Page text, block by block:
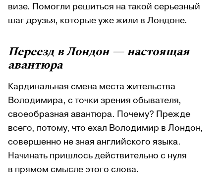
визе. Помогли решиться на такой серьезный
шаг друзья, которые уже жили в Лондоне.
Переезд в Лондон — настоящая
авантюра
Кардинальная смена места жительства
Володимира, с точки зрения обывателя,
своеобразная авантюра. Почему? Прежде
всего, потому, что ехал Володимир в Лондон,
совершенно не зная английского языка.
Начинать пришлось действительно с нуля
в прямом смысле этого слова.